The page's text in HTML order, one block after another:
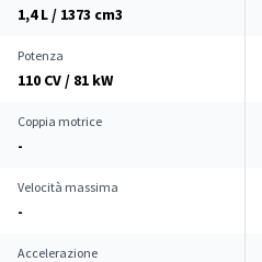
1,4 L / 1373 cm3
Potenza
110 CV / 81 kW
Coppia motrice
-
Velocità massima
-
Accelerazione